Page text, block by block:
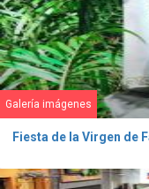
Galería imágenes
Fiesta de la Virgen de